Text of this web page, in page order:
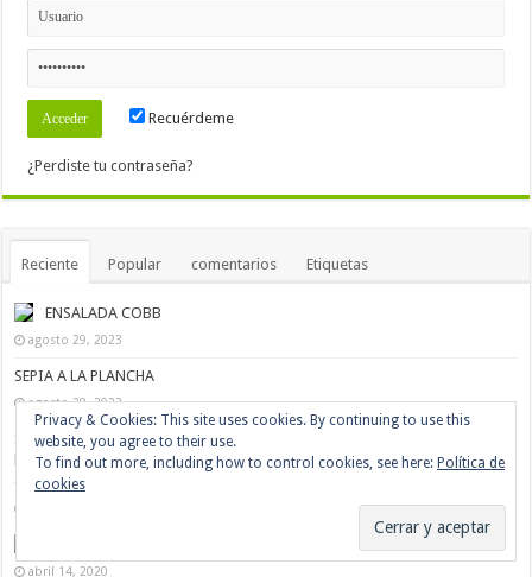
Recuérdeme
¿Perdiste tu contraseña?
Reciente Popular comentarios Etiquetas
ENSALADA COBB
agosto 29, 2023
SEPIA A LA PLANCHA
agosto 28, 2023
Soy una persona mayor, y no deseo ser una víctima más ¿Qué puedo
hacer para estar preparada y poder combatir mejor el virus con la mayor
eficacia posible?
abril 14, 2020